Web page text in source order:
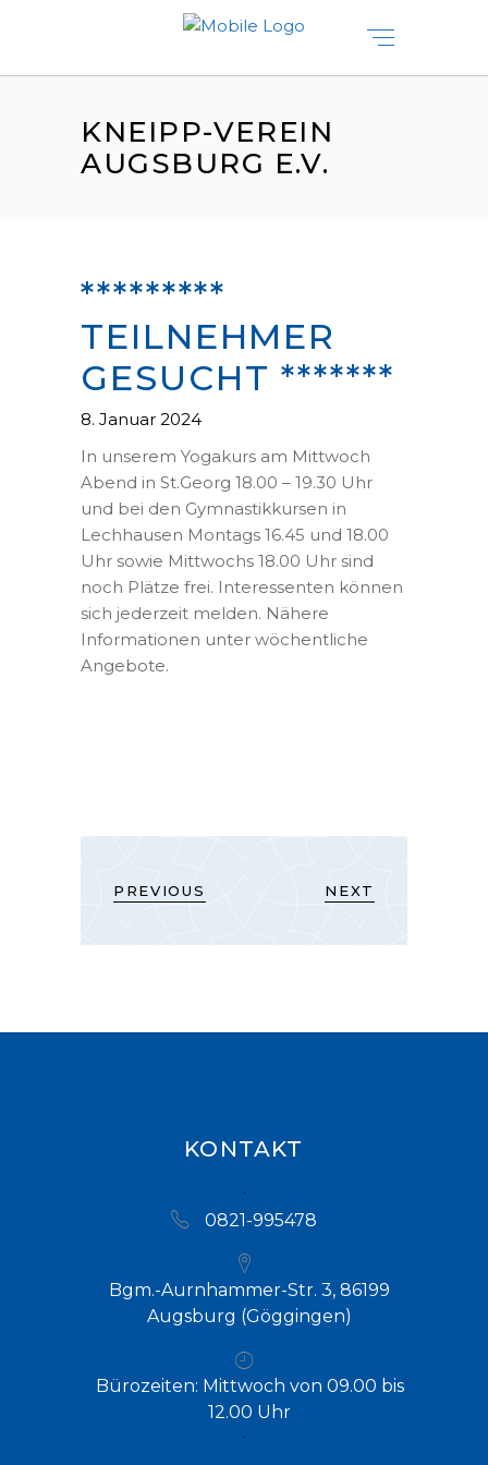
KNEIPP-VEREIN
AUGSBURG E.V.
*********
TEILNEHMER
GESUCHT *******
8. Januar 2024
In unserem Yogakurs am Mittwoch
Abend in St.Georg 18.00 – 19.30 Uhr
und bei den Gymnastikkursen in
Lechhausen Montags 16.45 und 18.00
Uhr sowie Mittwochs 18.00 Uhr sind
noch Plätze frei. Interessenten können
sich jederzeit melden. Nähere
Informationen unter wöchentliche
Angebote.
PREVIOUS NEXT
KONTAKT
0821-995478
Bgm.-Aurnhammer-Str. 3, 86199
Augsburg (Göggingen)
Bürozeiten: Mittwoch von 09.00 bis
12.00 Uhr